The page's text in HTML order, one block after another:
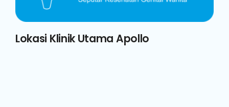
Lokasi Klinik Utama Apollo